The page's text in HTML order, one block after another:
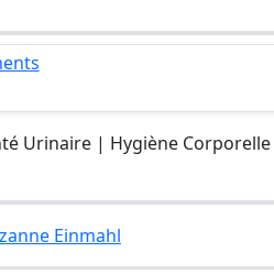
Urinaire | Hygiène
Einmahl